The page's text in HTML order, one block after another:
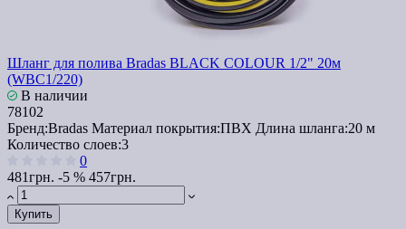
Шланг для полива Bradas BLACK COLOUR 1/2" 20м
(WBC1/220)
В наличии
78102
Бренд:Bradas Материал покрытия:ПВХ Длина шланга:20 м
Количество слоев:3
0
481грн. -5 % 457грн.
Купить